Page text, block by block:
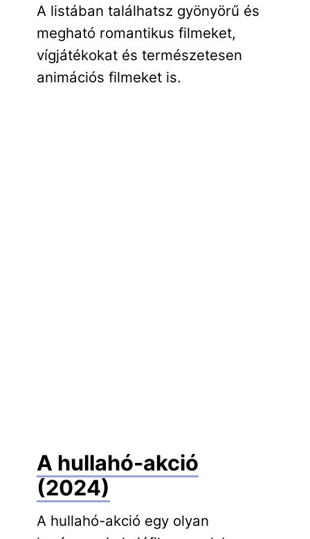
A listában találhatsz gyönyörű és
megható romantikus filmeket,
vígjátékokat és természetesen
animációs filmeket is.
A hullahó-akció
(2024)
A hullahó-akció egy olyan